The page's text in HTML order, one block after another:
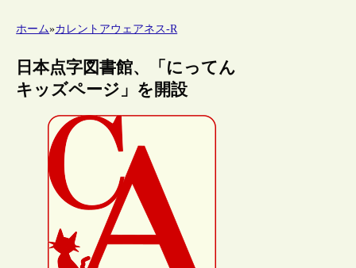
ホーム»カレントアウェアネス-R
日本点字図書館、「にってん
キッズページ」を開設